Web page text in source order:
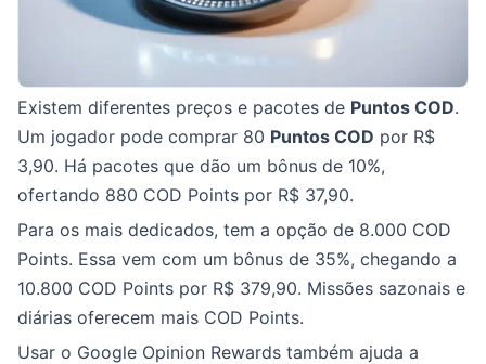
Existem diferentes preços e pacotes de Puntos COD.
Um jogador pode comprar 80 Puntos COD por R$
3,90. Há pacotes que dão um bônus de 10%,
ofertando 880 COD Points por R$ 37,90.
Para os mais dedicados, tem a opção de 8.000 COD
Points. Essa vem com um bônus de 35%, chegando a
10.800 COD Points por R$ 379,90. Missões sazonais e
diárias oferecem mais COD Points.
Usar o Google Opinion Rewards também ajuda a